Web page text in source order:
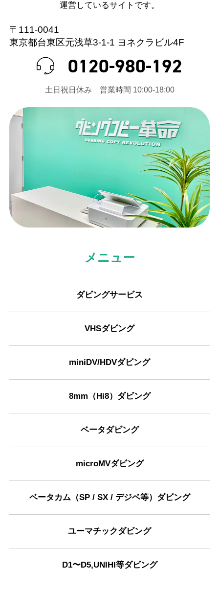
運営しているサイトです。
〒111-0041
東京都台東区元浅草3-1-1 ヨネクラビル4F
0120-980-192
⼟⽇祝⽇休み 営業時間 10:00-18:00
メニュー
ダビングサービス
VHSダビング
miniDV/HDVダビング
8mm（Hi8）ダビング
ベータダビング
microMVダビング
ベータカム（SP / SX / デジベ等）ダビング
ユーマチックダビング
D1〜D5,UNIHI等ダビング